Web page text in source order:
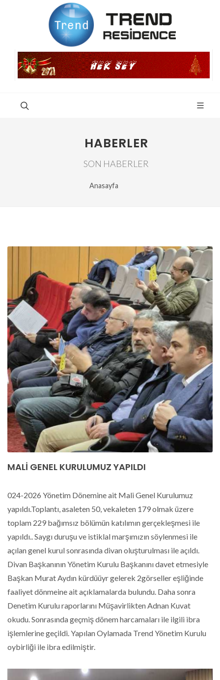
HABERLER
SON HABERLER
Anasayfa
MALİ GENEL KURULUMUZ YAPILDI
024-2026 Yönetim Dönemine ait Mali Genel Kurulumuz
yapıldı.Toplantı, asaleten 50, vekaleten 179 olmak üzere
toplam 229 bağımsız bölümün katılımın gerçekleşmesi ile
yapıldı.. Saygı duruşu ve istiklal marşımızın söylenmesi ile
açılan genel kurul sonrasında divan oluşturulması ile açıldı.
Divan Başkanının Yönetim Kurulu Başkanını davet etmesiyle
Başkan Murat Aydın kürdüüyr gelerek 2görseller eşliğinde
faaliyet dönmeine ait açıklamalarda bulundu. Daha sonra
Denetim Kurulu raporlarını Müşavirlikten Adnan Kuvat
okudu. Sonrasında geçmiş dönem harcamaları ile ilgili ibra
işlemlerine geçildi. Yapılan Oylamada Trend Yönetim Kurulu
oybirliği ile ibra edilmiştir.